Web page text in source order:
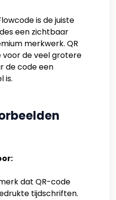
is de juiste
een zichtbaar
merkwerk. QR
voor de veel grotere
de code een
is.
dat QR-code
tijdschriften.